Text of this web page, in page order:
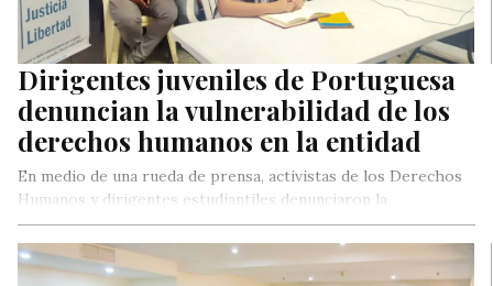
Dirigentes juveniles de Portuguesa
denuncian la vulnerabilidad de los
derechos humanos en la entidad
En medio de una rueda de prensa, activistas de los Derechos
Humanos y dirigentes estudiantiles denunciaron la
vulneración de los…